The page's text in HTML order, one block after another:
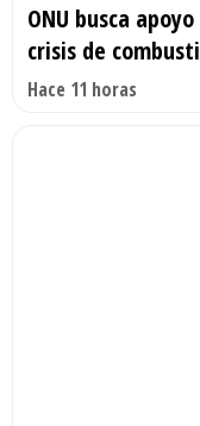
ONU busca
crisis de
Hace 11 horas